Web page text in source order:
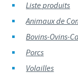
Liste produits
Animaux de
Bovins-Ovins-
Porcs
Volailles